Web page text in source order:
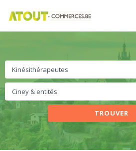
TROUVER